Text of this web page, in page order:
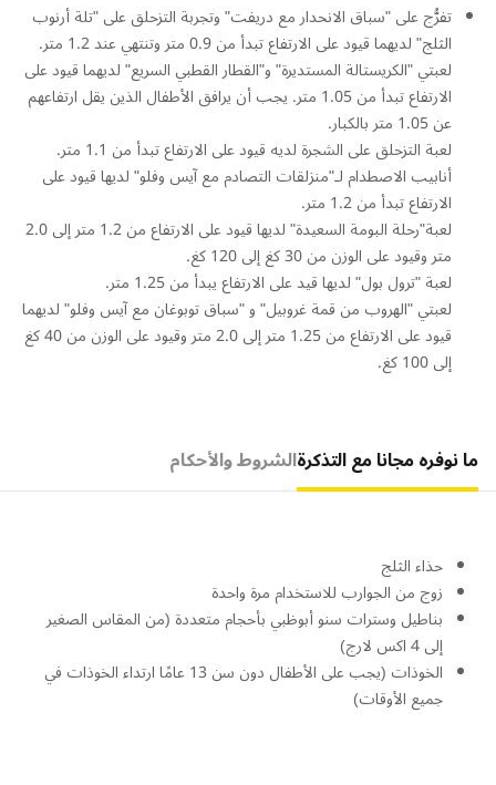
تفرُّج على "سباق الانحدار مع دريفت" وتجربة التزحلق على "تلة أرنوب
الثلج" لديهما قيود على الارتفاع تبدأ من 0.9 متر وتنتهي عند 1.2 متر.
لعبتي "الكريستالة المستديرة" و"القطار القطبي السريع" لديهما قيود على
الارتفاع تبدأ من 1.05 متر. يجب أن يرافق الأطفال الذين يقل ارتفاعهم
عن 1.05 متر بالكبار.
لعبة التزحلق على الشجرة لديه قيود على الارتفاع تبدأ من 1.1 متر.
أنابيب الاصطدام لـ"منزلقات التصادم مع آيس وفلو" لديها قيود على
الارتفاع تبدأ من 1.2 متر.
لعبة"رحلة البومة السعيدة" لديها قيود على الارتفاع من 1.2 متر إلى 2.0
متر وقيود على الوزن من 30 كغ إلى 120 كغ.
لعبة "ترول بول" لديها قيد على الارتفاع يبدأ من 1.25 متر.
لعبتي "الهروب من قمة غروبيل" و "سباق توبوغان مع آيس وفلو" لديهما
قيود على الارتفاع من 1.25 متر إلى 2.0 متر وقيود على الوزن من 40 كغ
إلى 100 كغ.
ما نوفره مجانا مع التذكرةالشروط والأحكام
حذاء الثلج
زوج من الجوارب للاستخدام مرة واحدة
بناطيل وسترات سنو أبوظبي بأحجام متعددة (من المقاس الصغير
إلى 4 اكس لارج)
الخوذات (يجب على الأطفال دون سن 13 عامًا ارتداء الخوذات في
جميع الأوقات)